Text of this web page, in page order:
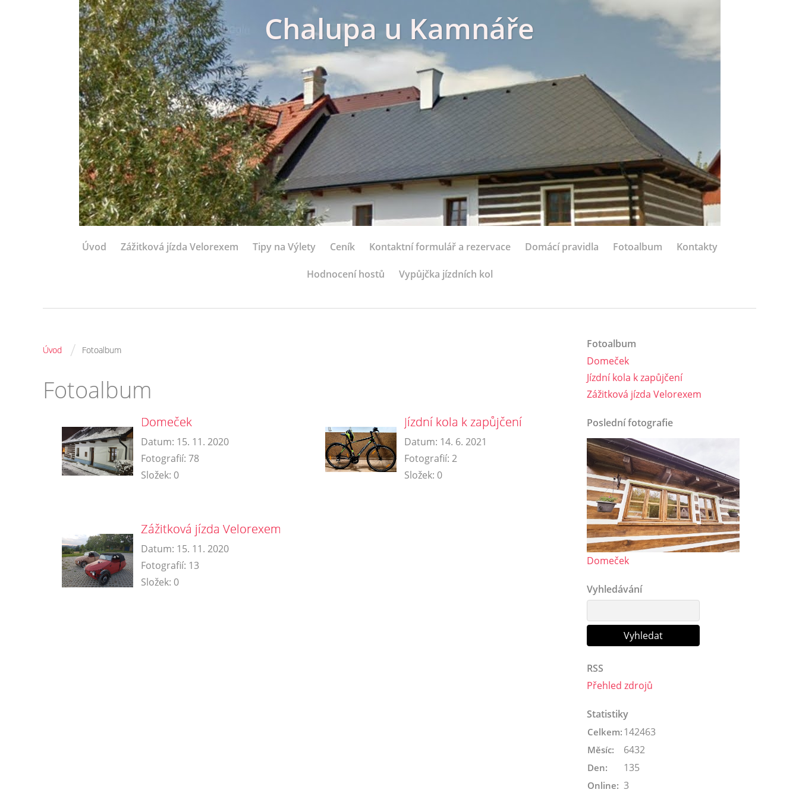
Chalupa u Kamnáře
Úvod Zážitková jízda Velorexem Tipy na Výlety Ceník Kontaktní formulář a rezervace Domácí pravidla Fotoalbum Kontakty
Hodnocení hostů Vypůjčka jízdních kol
Úvod / Fotoalbum
Fotoalbum
Domeček
Datum: 15. 11. 2020
Fotografií: 78
Složek: 0
Jízdní kola k zapůjčení
Datum: 14. 6. 2021
Fotografií: 2
Složek: 0
Zážitková jízda Velorexem
Datum: 15. 11. 2020
Fotografií: 13
Složek: 0
Fotoalbum
Domeček
Jízdní kola k zapůjčení
Zážitková jízda Velorexem
Poslední fotografie
Domeček
Vyhledávání
RSS
Přehled zdrojů
Statistiky
Online: 3
Celkem: 142463
Měsíc: 6432
Den: 135